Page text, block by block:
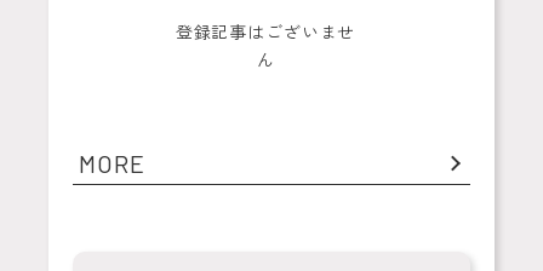
登録記事はございませ
ん
MORE